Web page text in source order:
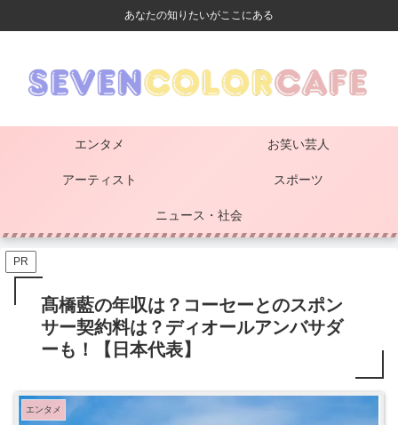
あなたの知りたいがここにある
エンタメ お笑い芸人
アーティスト スポーツ
ニュース・社会
PR
髙橋藍の年収は？コーセーとのスポン
サー契約料は？ディオールアンバサダ
ーも！【日本代表】
エンタメ